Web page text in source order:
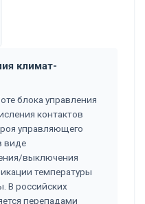
климат-
блока управления
контактов
управляющего
виде
выключения
температуры
В российских
перепадами